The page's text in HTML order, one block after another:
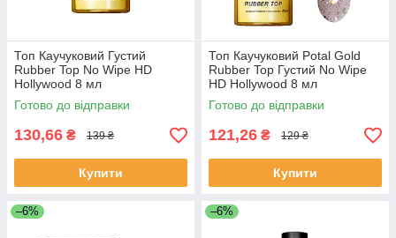
Топ Каучуковий Густий
Rubber Top No Wipe HD
Hollywood 8 мл
Готово до відправки
130,66 ₴ 139 ₴
Купити
Топ Каучуковий Potal Gold
Rubber Top Густий No Wipe
HD Hollywood 8 мл
Готово до відправки
121,26 ₴ 129 ₴
Купити
–6% –6%